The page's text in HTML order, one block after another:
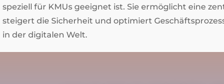
speziell für KMUs geeignet ist. Sie ermöglicht eine
steigert die Sicherheit und optimiert
in der digitalen Welt.